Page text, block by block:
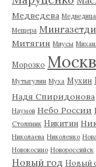
Медведева Медведица
Мещера
Митягин Миусы
Морозко
Мутыгулин Муха Мухин
Надя Спиридонова
Наумов Небо России
Столпник Никитин
Николаева Николенко
Новокосино Новороссийск
Новый год Новый